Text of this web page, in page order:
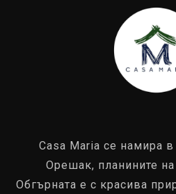
Casa Maria се намира в
Орешак, планините
Обгърната е с красива